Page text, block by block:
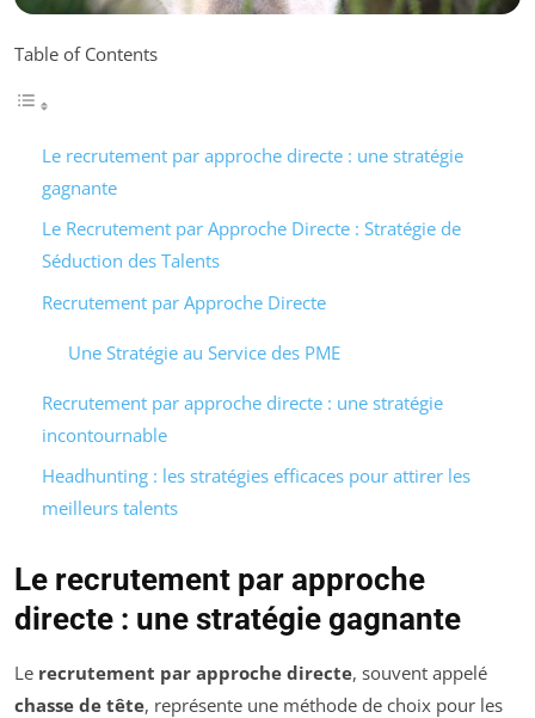
Table of Contents
Le recrutement par approche directe : une stratégie
gagnante
Le Recrutement par Approche Directe : Stratégie de
Séduction des Talents
Recrutement par Approche Directe
Une Stratégie au Service des PME
Recrutement par approche directe : une stratégie
incontournable
Headhunting : les stratégies efficaces pour attirer les
meilleurs talents
Le recrutement par approche
directe : une stratégie gagnante
Le recrutement par approche directe, souvent appelé
chasse de tête, représente une méthode de choix pour les